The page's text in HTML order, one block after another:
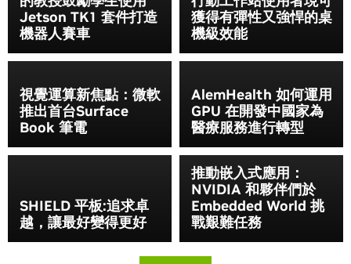
Jetson TK1 套件打造
機器人賽車
獲得有彈性又強悍的桌
機級效能
視覺運算新焦點：微軟
推出首台Surface
Book 筆電
AlemHealth 如何運用
GPU 在開發中國家為
醫療服務進行轉型
SHIELD 平板:追求卓
越，讓最好變得更好
推動嵌入式應用：
NVIDIA 和夥伴們於
Embedded World 挑
戰艱難任務